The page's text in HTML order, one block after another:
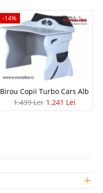
-14%
Birou Copii Turbo Cars Alb
1.439 Lei 1.241 Lei
+